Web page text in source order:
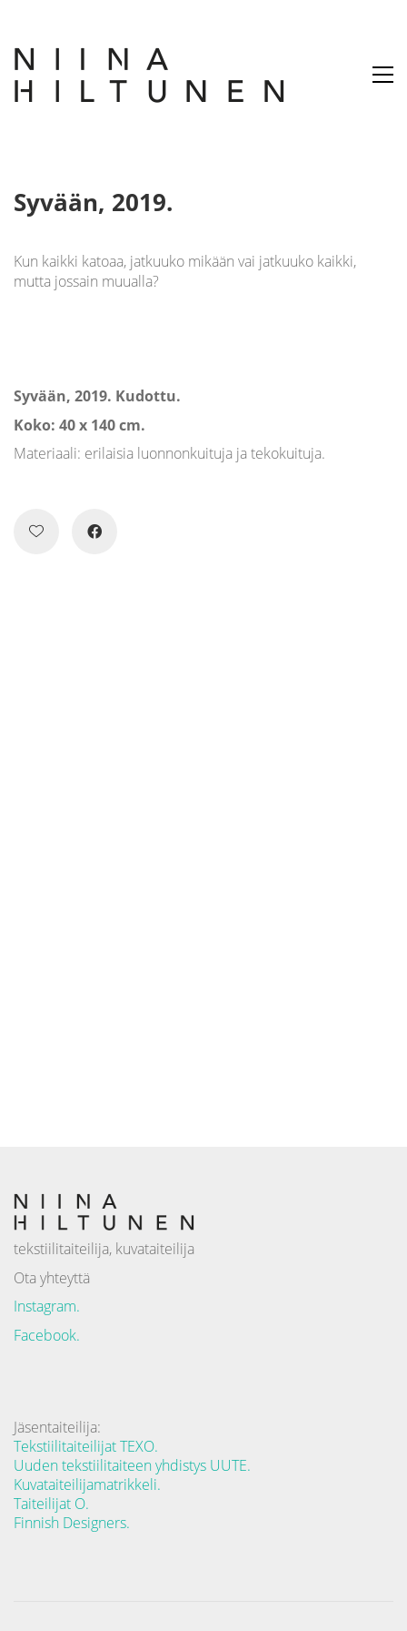
Syvään, 2019.
Kun kaikki katoaa, jatkuuko mikään vai jatkuuko kaikki,
mutta jossain muualla?
Syvään, 2019. Kudottu.
Koko: 40 x 140 cm.
Materiaali: erilaisia luonnonkuituja ja tekokuituja.
tekstiilitaiteilija, kuvataiteilija
Ota yhteyttä
Instagram.
Facebook.
Jäsentaiteilija:
Tekstiilitaiteilijat TEXO.
Uuden tekstiilitaiteen yhdistys UUTE.
Kuvataiteilijamatrikkeli.
Taiteilijat O.
Finnish Designers.